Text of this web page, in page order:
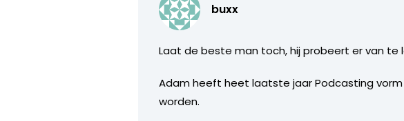
buxx
Laat de beste man toch, hij probeert er van te
Adam heeft heet laatste jaar Podcasting
worden.